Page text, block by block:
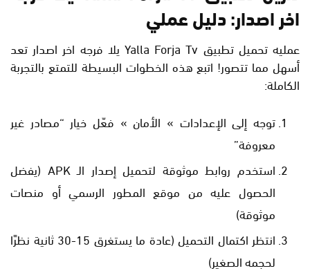
اخر اصدار: دليل عملي
عمليه تحميل تطبيق Yalla Forja Tv يلا فرجه اخر اصدار تعد
أسهل مما تتصور! اتبع هذه الخطوات البسيطة للتمتع بالتجربة
الكاملة:
توجه إلى الإعدادات » الأمان » فعّل خيار “مصادر غير
معروفة”
استخدم روابط موثوقة لتحميل إصدار الـ APK (يفضل
الحصول عليه من موقع المطور الرسمي أو منصات
موثوقة)
انتظر اكتمال التحميل (عادة ما يستغرق 15-30 ثانية نظرًا
لحجمه الصغير)